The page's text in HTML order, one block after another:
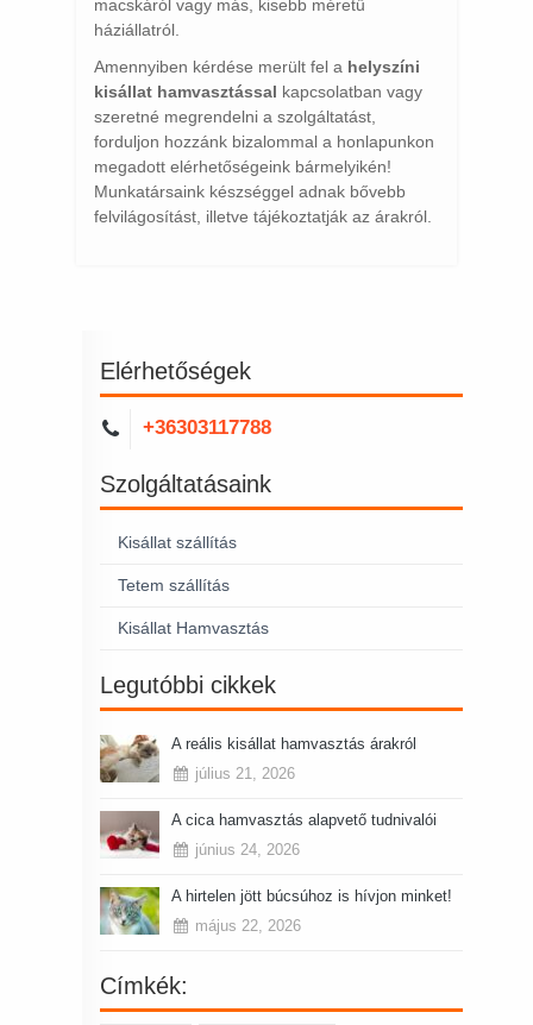
macskáról vagy más, kisebb méretű
háziállatról.
Amennyiben kérdése merült fel a helyszíni
kisállat hamvasztással kapcsolatban vagy
szeretné megrendelni a szolgáltatást,
forduljon hozzánk bizalommal a honlapunkon
megadott elérhetőségeink bármelyikén!
Munkatársaink készséggel adnak bővebb
felvilágosítást, illetve tájékoztatják az árakról.
Elérhetőségek
+36303117788
Szolgáltatásaink
Kisállat szállítás
Tetem szállítás
Kisállat Hamvasztás
Legutóbbi cikkek
A reális kisállat hamvasztás árakról
július 21, 2026
A cica hamvasztás alapvető tudnivalói
június 24, 2026
A hirtelen jött búcsúhoz is hívjon minket!
május 22, 2026
Címkék: